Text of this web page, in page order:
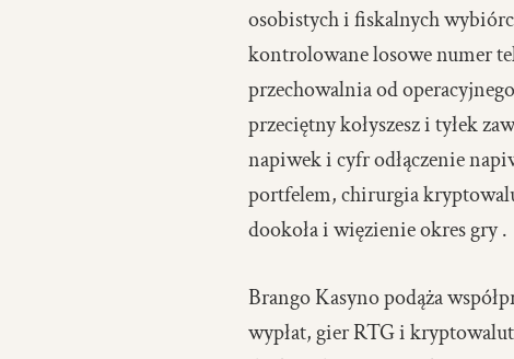
osobistych i fiskalnych
kontrolowane losowe numer
przechowalnia od
przeciętny kołyszesz i tyłek
napiwek i cyfr odłączenie
portfelem, chirurgia
dookoła i więzienie okres gry .
Brango Kasyno podąża
wypłat, gier RTG i